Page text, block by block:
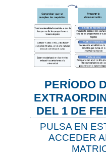
PERÍODO
DEL 1 DE
PULSA EN
ACCEDER